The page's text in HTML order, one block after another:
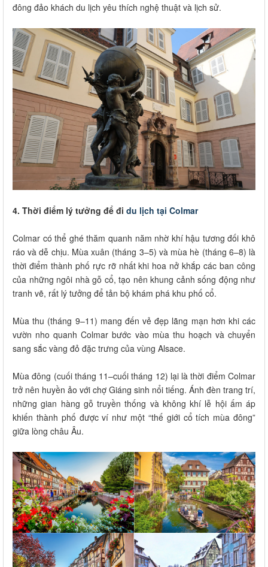
đông đảo khách du lịch yêu thích nghệ thuật và lịch sử.
4. Thời điểm lý tưởng để đi du lịch tại Colmar
Colmar có thể ghé thăm quanh năm nhờ khí hậu tương đối khô
ráo và dễ chịu. Mùa xuân (tháng 3–5) và mùa hè (tháng 6–8) là
thời điểm thành phố rực rỡ nhất khi hoa nở khắp các ban công
của những ngôi nhà gỗ cổ, tạo nên khung cảnh sống động như
tranh vẽ, rất lý tưởng để tản bộ khám phá khu phố cổ.
Mùa thu (tháng 9–11) mang đến vẻ đẹp lãng mạn hơn khi các
vườn nho quanh Colmar bước vào mùa thu hoạch và chuyển
sang sắc vàng đỏ đặc trưng của vùng Alsace.
Mùa đông (cuối tháng 11–cuối tháng 12) lại là thời điểm Colmar
trở nên huyền ảo với chợ Giáng sinh nổi tiếng. Ánh đèn trang trí,
những gian hàng gỗ truyền thống và không khí lễ hội ấm áp
khiến thành phố được ví như một “thế giới cổ tích mùa đông”
giữa lòng châu Âu.